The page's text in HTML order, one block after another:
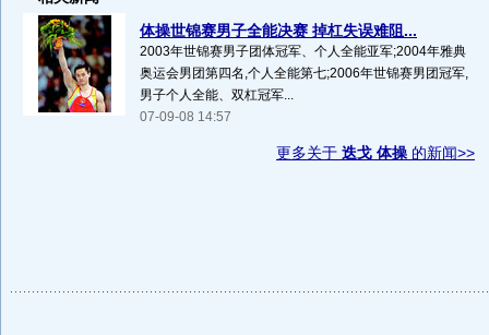
体操世锦赛男子全能决赛 掉杠失误难阻...
2003年世锦赛男子团体冠军、个人全能亚军;2004年雅典
奥运会男团第四名,个人全能第七;2006年世锦赛男团冠军,
男子个人全能、双杠冠军...
07-09-08 14:57
更多关于 迭戈 体操 的新闻>>